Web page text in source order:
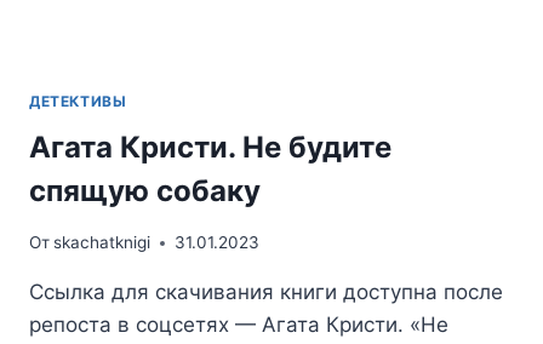
ДЕТЕКТИВЫ
Агата Кристи. Не будите
спящую собаку
Отskachatknigi 31.01.2023
Ссылка для скачивания книги доступна после
репоста в соцсетях — Агата Кристи. «Не